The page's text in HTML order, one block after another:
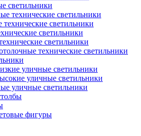
светильники
технические светильники
светильники
светильники
светильники
технические светильники
уличные светильники
уличные светильники
уличные светильники
фигуры